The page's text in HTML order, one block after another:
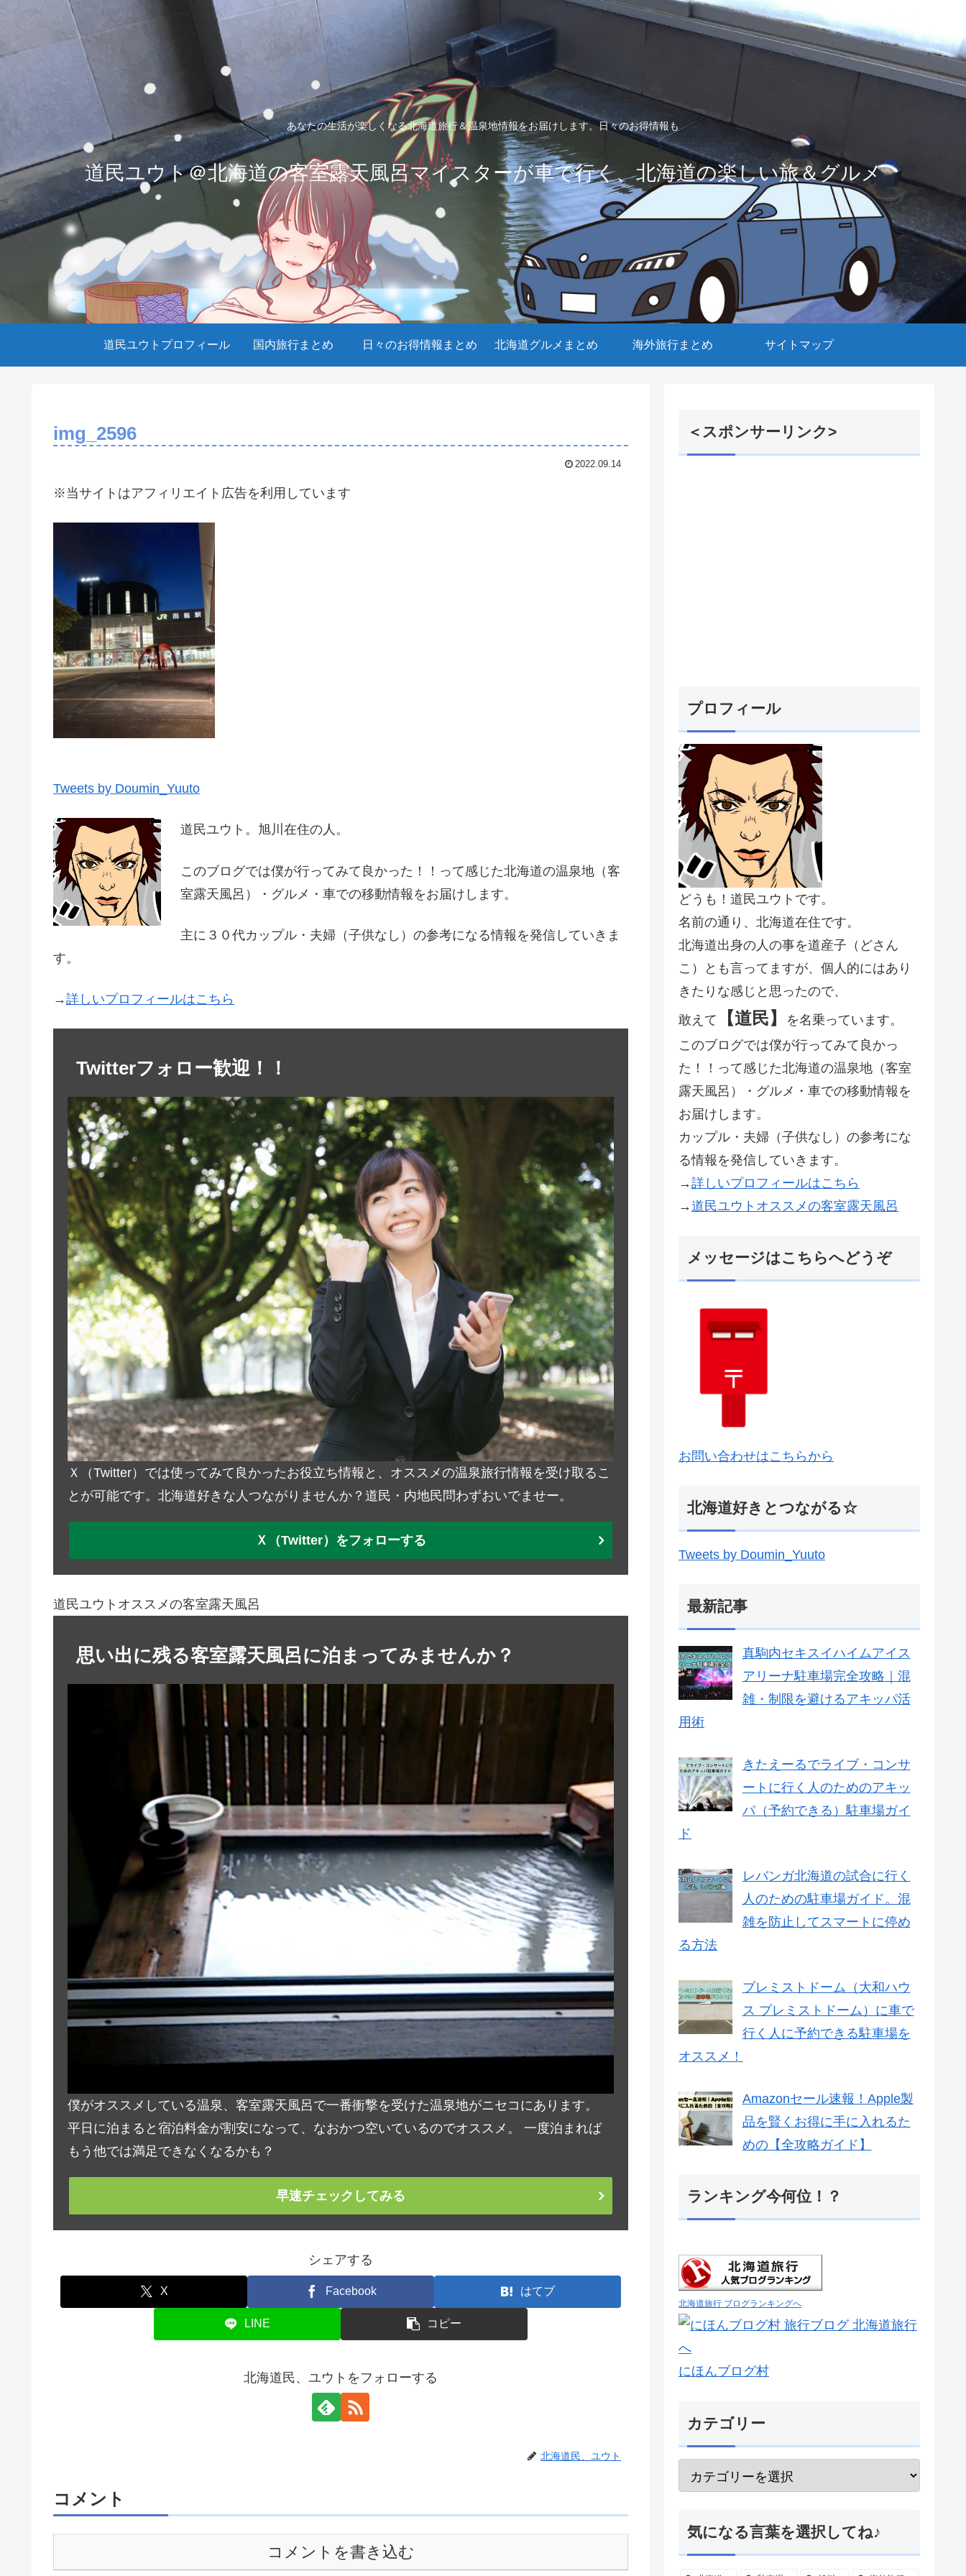
あなたの生活が楽しくなる北海道旅行＆温泉地情報をお届けします。日々のお得情報も
道民ユウト＠北海道の客室露天風呂マイスターが車で行く、北海道の楽しい旅＆グルメ
道民ユウトプロフィール 国内旅行まとめ 日々のお得情報まとめ 北海道グルメまとめ 海外旅行まとめ サイトマップ
img_2596
2022.09.14
※当サイトはアフィリエイト広告を利用しています
Tweets by Doumin_Yuuto
道民ユウト。旭川在住の人。
このブログでは僕が行ってみて良かった！！って感じた北海道の温泉地（客
室露天風呂）・グルメ・車での移動情報をお届けします。
主に３０代カップル・夫婦（子供なし）の参考になる情報を発信していきま
す。
→詳しいプロフィールはこちら
Twitterフォロー歓迎！！
Ｘ（Twitter）では使ってみて良かったお役立ち情報と、オススメの温泉旅行情報を受け取るこ
とが可能です。北海道好きな人つながりませんか？道民・内地民問わずおいでませー。
Ｘ（Twitter）をフォローする
道民ユウトオススメの客室露天風呂
思い出に残る客室露天風呂に泊まってみませんか？
僕がオススメしている温泉、客室露天風呂で一番衝撃を受けた温泉地がニセコにあります。
平日に泊まると宿泊料金が割安になって、なおかつ空いているのでオススメ。 一度泊まれば
もう他では満足できなくなるかも？
早速チェックしてみる
シェアする
X Facebook はてブ
LINE コピー
北海道民、ユウトをフォローする
北海道民、ユウト
コメント
コメントを書き込む
＜スポンサーリンク>
プロフィール
どうも！道民ユウトです。
名前の通り、北海道在住です。
北海道出身の人の事を道産子（どさん
こ）とも言ってますが、個人的にはあり
きたりな感じと思ったので、
敢えて
【道民】
を名乗っています。
このブログでは僕が行ってみて良かっ
た！！って感じた北海道の温泉地（客室
露天風呂）・グルメ・車での移動情報を
お届けします。
カップル・夫婦（子供なし）の参考にな
る情報を発信していきます。
→詳しいプロフィールはこちら
→道民ユウトオススメの客室露天風呂
メッセージはこちらへどうぞ
お問い合わせはこちらから
北海道好きとつながる☆
Tweets by Doumin_Yuuto
最新記事
真駒内セキスイハイムアイス
アリーナ駐車場完全攻略｜混
雑・制限を避けるアキッパ活
用術
きたえーるでライブ・コンサ
ートに行く人のためのアキッ
パ（予約できる）駐車場ガイ
ド
レバンガ北海道の試合に行く
人のための駐車場ガイド。混
雑を防止してスマートに停め
る方法
プレミストドーム（大和ハウ
ス プレミストドーム）に車で
行く人に予約できる駐車場を
オススメ！
Amazonセール速報！Apple製
品を賢くお得に手に入れるた
めの【全攻略ガイド】
ランキング今何位！？
北海道旅行 ブログランキングへ
にほんブログ村
カテゴリー
気になる言葉を選択してね♪